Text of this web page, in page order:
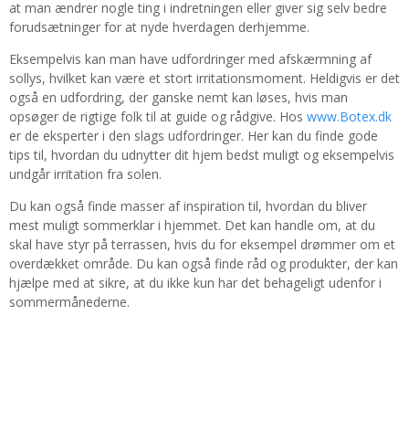
at man ændrer nogle ting i indretningen eller giver sig selv bedre
forudsætninger for at nyde hverdagen derhjemme.
Eksempelvis kan man have udfordringer med afskærmning af
sollys, hvilket kan være et stort irritationsmoment. Heldigvis er det
også en udfordring, der ganske nemt kan løses, hvis man
opsøger de rigtige folk til at guide og rådgive. Hos www.Botex.dk
er de eksperter i den slags udfordringer. Her kan du finde gode
tips til, hvordan du udnytter dit hjem bedst muligt og eksempelvis
undgår irritation fra solen.
Du kan også finde masser af inspiration til, hvordan du bliver
mest muligt sommerklar i hjemmet. Det kan handle om, at du
skal have styr på terrassen, hvis du for eksempel drømmer om et
overdækket område. Du kan også finde råd og produkter, der kan
hjælpe med at sikre, at du ikke kun har det behageligt udenfor i
sommermånederne.